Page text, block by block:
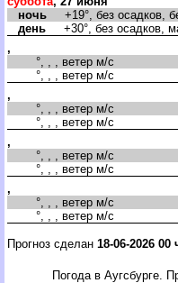
ночь +19°, без осадков,
день +30°, без осадков,
,
°, , , ветер м/с
°, , , ветер м/с
,
°, , , ветер м/с
°, , , ветер м/с
,
°, , , ветер м/с
°, , , ветер м/с
,
°, , , ветер м/с
°, , , ветер м/с
Прогноз сделан 18-06-2026 00
Погода в Аугсбурге.